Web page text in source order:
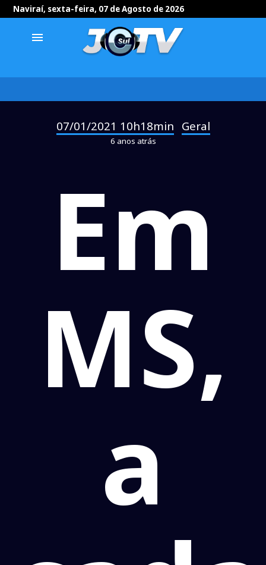
Naviraí, sexta-feira, 07 de Agosto de 2026
menu
07/01/2021 10h18min Geral
6 anos atrás
Em
MS,
a